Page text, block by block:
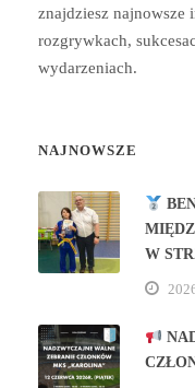
znajdziesz najnowsze
rozgrywkach,
wydarzeniach.
NAJNOWSZE
W